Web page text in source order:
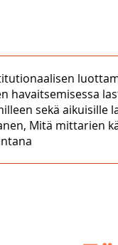
havaitsemisessa
sekä aikuisille
Mitä mittarien